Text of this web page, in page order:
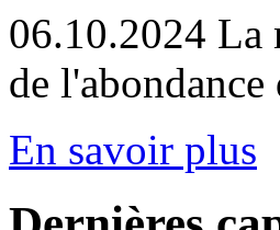
06.10.2024 La
de
En savoir plus